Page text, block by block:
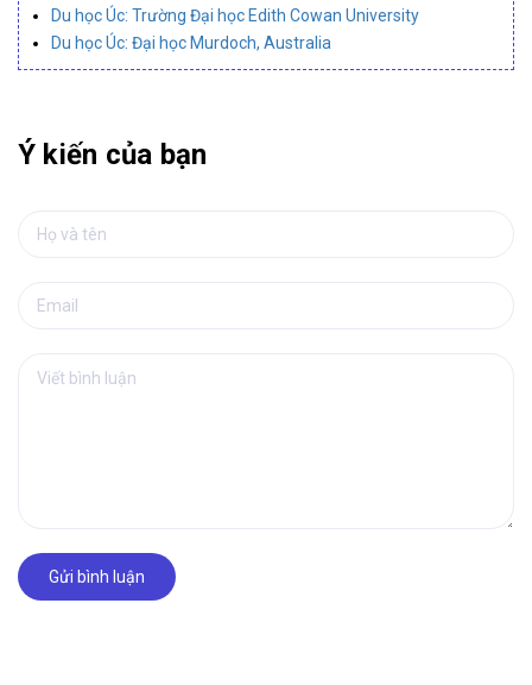
Du học Úc: Trường Đại học Edith Cowan University
Du học Úc: Đại học Murdoch, Australia
Ý kiến của bạn
Gửi bình luận